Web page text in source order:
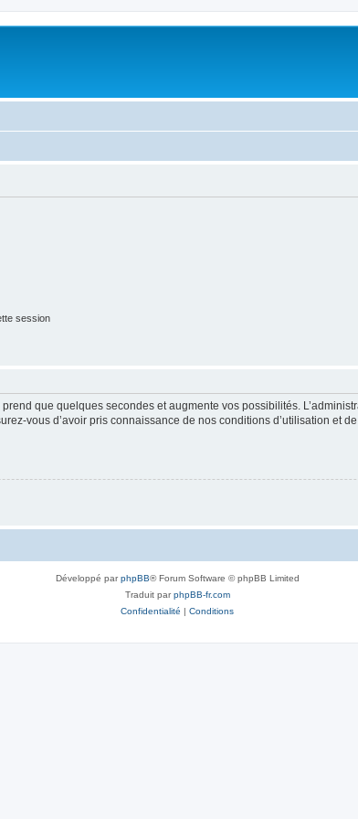
session
que quelques secondes et augmente vos possibilités.
vous d’avoir pris connaissance de nos conditions d’utilisation et
Développé parphpBB® Forum Software © phpBB Limited
Traduit parphpBB-fr.com
Confidentialité | Conditions